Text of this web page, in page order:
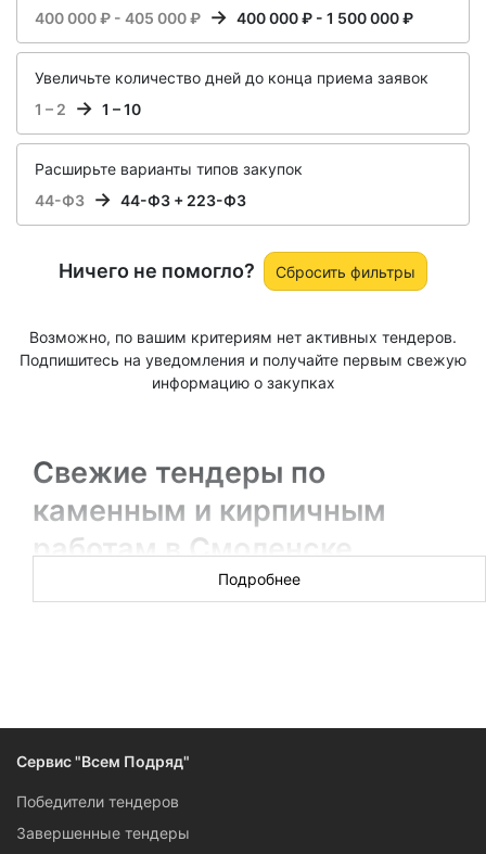
400 000 ₽ - 405 000 ₽
400 000 ₽ - 1 500 000 ₽
Увеличьте количество дней до конца приема заявок
1 – 2
1 – 10
Расширьте варианты типов закупок
44-ФЗ
44-ФЗ + 223-ФЗ
Ничего не помогло? Сбросить фильтры
Возможно, по вашим критериям нет активных тендеров.
Подпишитесь на уведомления и получайте первым свежую
информацию о закупках
Свежие тендеры по
каменным и кирпичным
работам в Смоленске
данные, конкурсная документация, ссылки на ресурсы, на
которых проходят торги.
Подробнее
Сервис "Всем Подряд"
Победители тендеров
Завершенные тендеры